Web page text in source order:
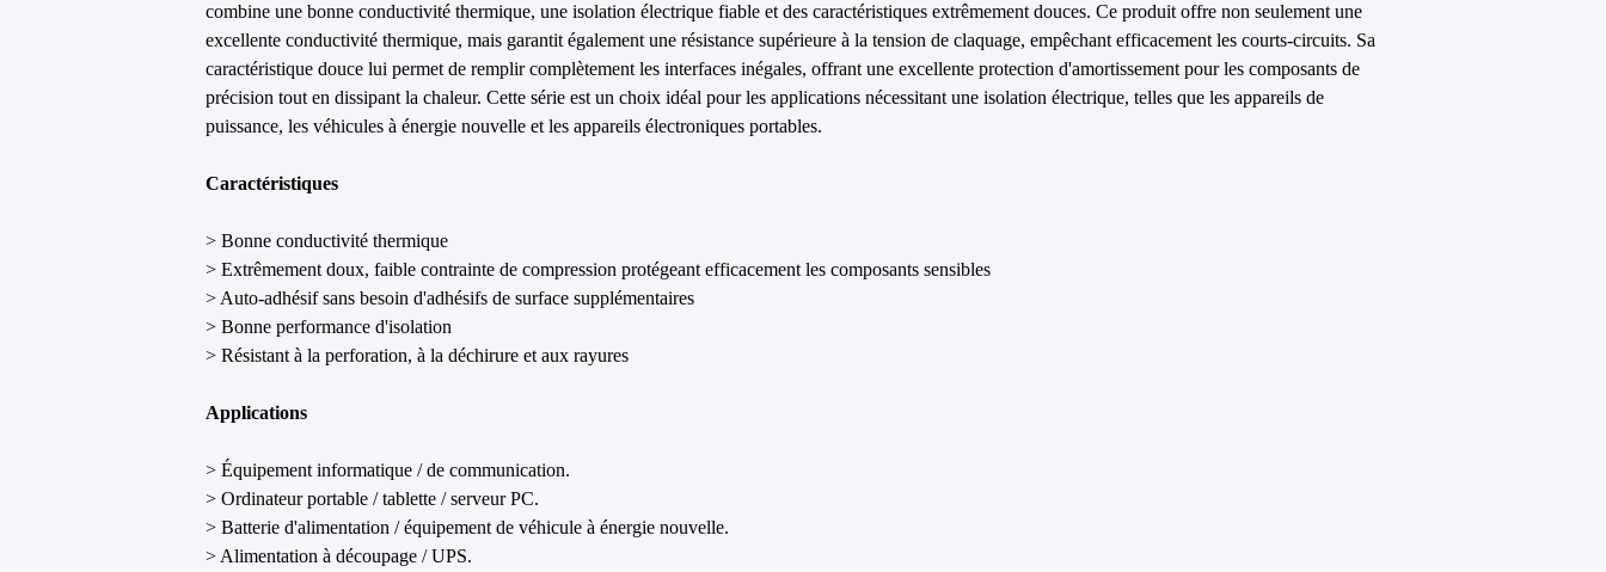
combine une bonne conductivité thermique, une isolation électrique fiable et des caractéristiques extrêmement douces. Ce produit offre non seulement une
excellente conductivité thermique, mais garantit également une résistance supérieure à la tension de claquage, empêchant efficacement les courts-circuits. Sa
caractéristique douce lui permet de remplir complètement les interfaces inégales, offrant une excellente protection d'amortissement pour les composants de
précision tout en dissipant la chaleur. Cette série est un choix idéal pour les applications nécessitant une isolation électrique, telles que les appareils de
puissance, les véhicules à énergie nouvelle et les appareils électroniques portables.
Caractéristiques
> Bonne conductivité thermique
> Extrêmement doux, faible contrainte de compression protégeant efficacement les composants sensibles
> Auto-adhésif sans besoin d'adhésifs de surface supplémentaires
> Bonne performance d'isolation
> Résistant à la perforation, à la déchirure et aux rayures
Applications
> Équipement informatique / de communication.
> Ordinateur portable / tablette / serveur PC.
> Batterie d'alimentation / équipement de véhicule à énergie nouvelle.
> Alimentation à découpage / UPS.